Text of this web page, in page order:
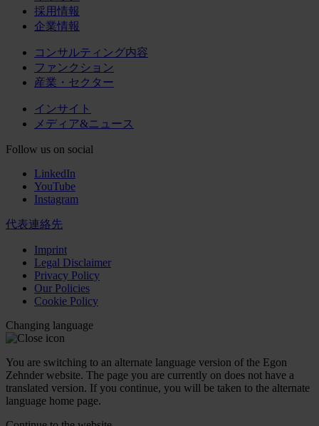
採用情報
企業情報
コンサルティング内容
ファンクション
産業・セクター
インサイト
メディア&ニュース
Follow us on social
LinkedIn
YouTube
Instagram
代表連絡先
Imprint
Legal Disclaimer
Privacy Policy
Our Policies
Cookie Policy
Changing language
You are switching to an alternate language version of the Egon
Zehnder website. The page you are currently on does not have a
translated version. If you continue, you will be taken to the alternate
language home page.